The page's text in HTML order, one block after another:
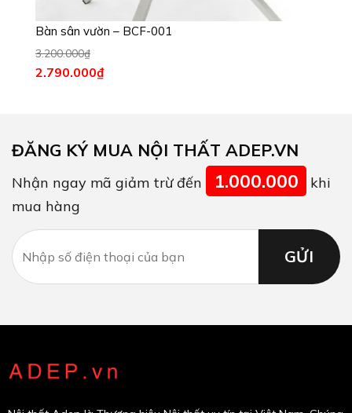
Bàn sân vườn – BCF-001
3.200.000₫
2.790.000₫
ĐĂNG KÝ MUA NỘI THẤT ADEP.VN
Nhận ngay mã giảm trừ đến 1.000.000
khi
mua hàng